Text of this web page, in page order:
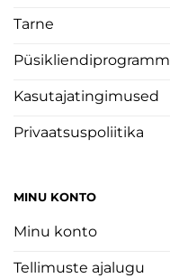
Tarne
Püsikliendiprogramm
Kasutajatingimused
Privaatsuspoliitika
MINU KONTO
Minu konto
Tellimuste ajalugu